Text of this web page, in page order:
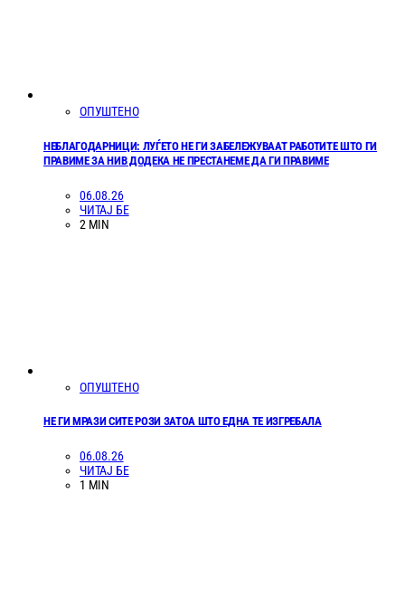
ОПУШТЕНО
НЕБЛАГОДАРНИЦИ: ЛУЃЕТО НЕ ГИ ЗАБЕЛЕЖУВААТ РАБОТИТЕ ШТО ГИ
ПРАВИМЕ ЗА НИВ ДОДЕКА НЕ ПРЕСТАНЕМЕ ДА ГИ ПРАВИМЕ
06.08.26
ЧИТАЈ БЕ
2 MIN
ОПУШТЕНО
НЕ ГИ МРАЗИ СИТЕ РОЗИ ЗАТОА ШТО ЕДНА ТЕ ИЗГРЕБАЛА
06.08.26
ЧИТАЈ БЕ
1 MIN